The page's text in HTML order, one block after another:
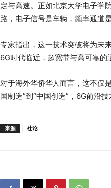
定与高速。正如北京大学电子学
路，电子信号是车辆，频率通道
专家指出，这一技术突破将为未
6G时代临近，超宽带与高可靠的
对于海外华侨华人而言，这不仅
国制造”到“中国创造”，6G前沿
来源 社论